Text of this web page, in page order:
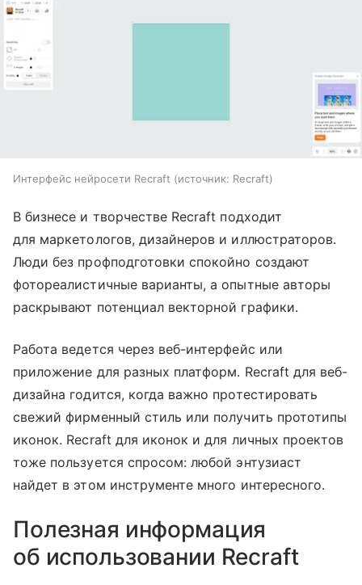
Интерфейс нейросети Recraft источник: Recraft
В бизнесе и творчестве Recraft подходит
для маркетологов, дизайнеров и иллюстраторов.
Люди без профподготовки спокойно создают
фотореалистичные варианты, а опытные авторы
раскрывают потенциал векторной графики.
Работа ведется через веб-интерфейс или
приложение для разных платформ. Recraft для веб-
дизайна годится, когда важно протестировать
свежий фирменный стиль или получить прототипы
иконок. Recraft для иконок и для личных проектов
тоже пользуется спросом: любой энтузиаст
найдет в этом инструменте много интересного.
Полезная информация
об использовании Recraft